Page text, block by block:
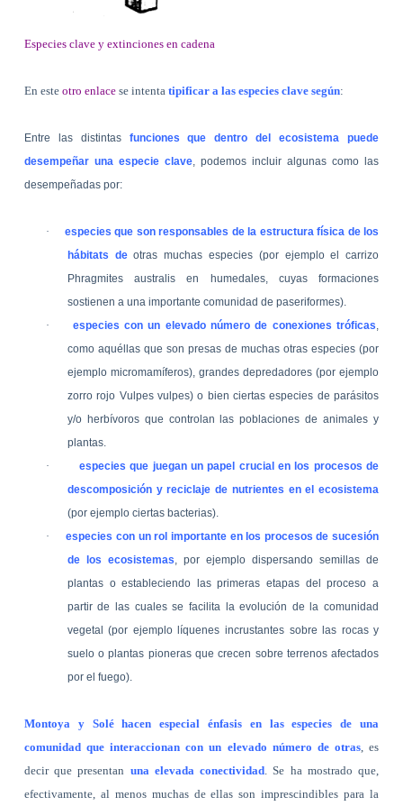
Especies clave y extinciones en cadena
En este otro enlacese intenta tipificar a las especies clave según:
Entre las distintas funciones que dentro del ecosistema puede
desempeñar una especie clave, podemos incluir algunas como las
desempeñadas por:
·
especies que son responsables de la estructura física de los
hábitats deotras muchas especies (por ejemplo el carrizo
Phragmites australis en humedales, cuyas formaciones
sostienen a una importante comunidad de paseriformes).
·
especies con un elevado número de conexiones tróficas
como aquéllas que son presas de muchas otras especies (por
ejemplo micromamíferos), grandes depredadores (por ejemplo
zorro rojo Vulpes vulpes) o bien ciertas especies de parásitos
y/o herbívoros que controlan las poblaciones de animales y
plantas.
·
especies que juegan un papel crucial en los procesos de
descomposición y reciclaje de nutrientes en el ecosistema
(por ejemplo ciertas bacterias).
·
especies con un rol importante en los procesos de sucesión
de los ecosistemas , por ejemplo dispersando semillas de
plantas o estableciendo las primeras etapas del proceso a
partir de las cuales se facilita la evolución de la comunidad
vegetal (por ejemplo líquenes incrustantes sobre las rocas y
suelo o plantas pioneras que crecen sobre terrenos afectados
por el fuego).
Montoya y Solé hacen especial énfasis en las especies de una
comunidad que interaccionan con un elevado número de otras, es
decir que presentan una elevada conectividad . Se ha mostrado que,
efectivamente, al menos muchas de ellas son imprescindibles para la